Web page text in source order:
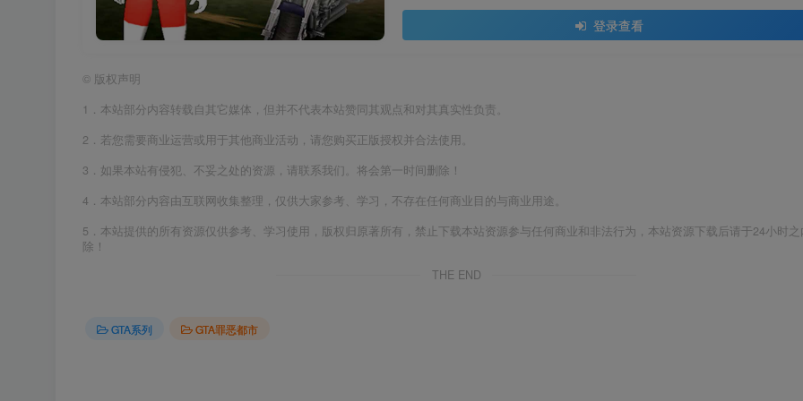
登录查看
© 版权声明
1．本站部分内容转载自其它媒体，但并不代表本站赞同其观点和对其真实性负责。
2．若您需要商业运营或用于其他商业活动，请您购买正版授权并合法使用。
3．如果本站有侵犯、不妥之处的资源，请联系我们。将会第一时间删除！
4．本站部分内容由互联网收集整理，仅供大家参考、学习，不存在任何商业目的与商业用途。
5．本站提供的所有资源仅供参考、学习使用，版权归原著所有，禁止下载本站资源参与任何商业和非法行为，本站资源下载后请于24小时
除！
THE END
GTA系列 GTA罪恶都市